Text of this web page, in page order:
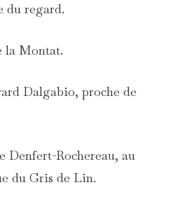
du regard.
la Montat.
Dalgabio, proche de
Denfert-Rochereau, au
du Gris de Lin.